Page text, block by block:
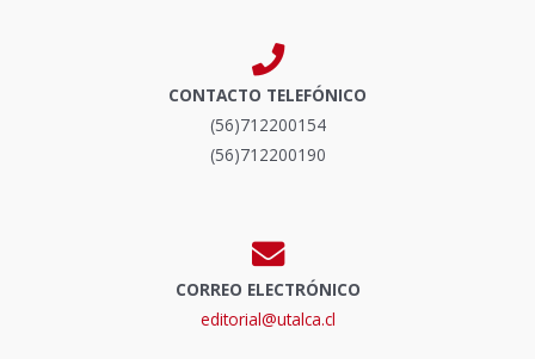
CONTACTO TELEFÓNICO
(56)712200154
(56)712200190
CORREO ELECTRÓNICO
editorial@utalca.cl